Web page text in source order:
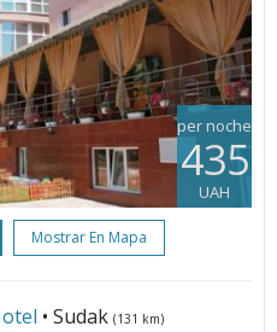
per noche
435
UAH
Mostrar En Mapa
• Sudak (131 km)